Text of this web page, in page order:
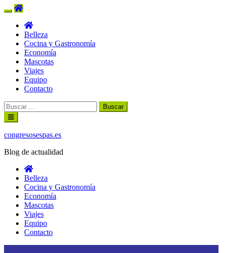
Belleza
Cocina y Gastronomía
Economía
Mascotas
Viajes
Equipo
Contacto
Buscar:
Ir
al
contenido
congresosespas.es
Blog de actualidad
Belleza
Cocina y Gastronomía
Economía
Mascotas
Viajes
Equipo
Contacto